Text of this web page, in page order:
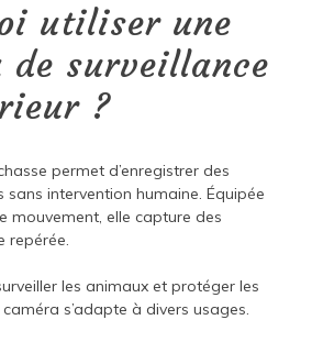
utiliser une
de surveillance
?
permet d’enregistrer des
sans intervention humaine. Équipée
mouvement, elle capture des
repérée.
les animaux et protéger les
s’adapte à divers usages.